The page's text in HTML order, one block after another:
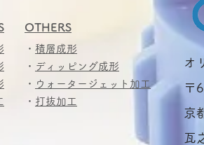
OTHERS
・ 積層成形
・ ディッピング成形
・ ウォータージェット加工
・ 打抜加工
オ
〒
京
瓦